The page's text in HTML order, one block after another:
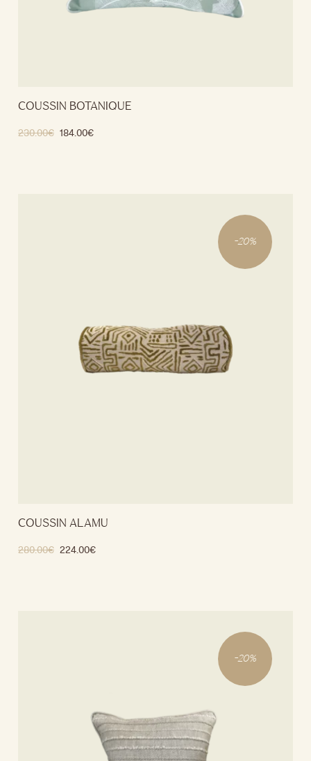
COUSSIN BOTANIQUE
230.00€ 184.00€
-20%
COUSSIN ALAMU
280.00€ 224.00€
-20%